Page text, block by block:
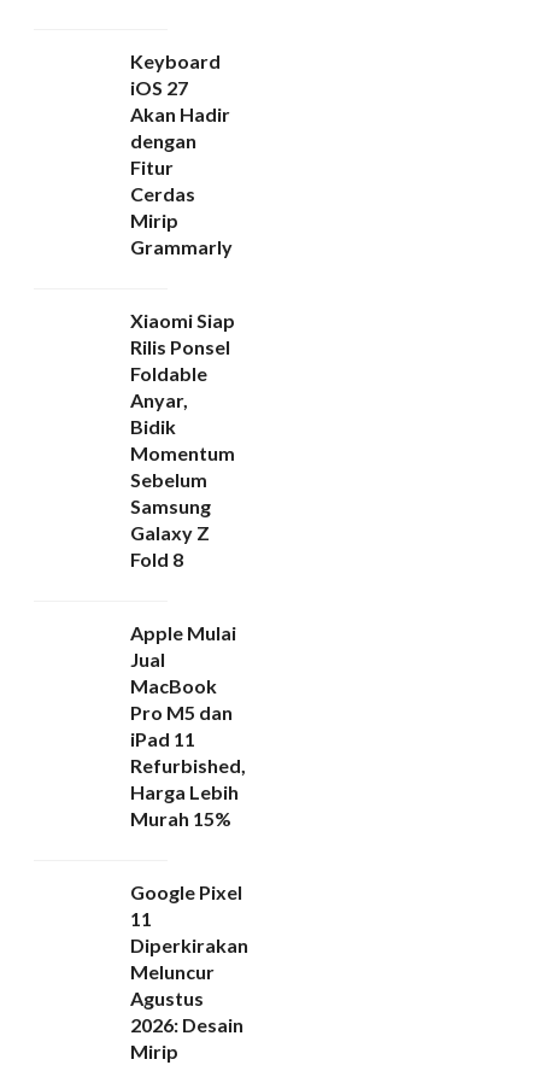
Keyboard
iOS 27
Akan Hadir
dengan
Fitur
Cerdas
Mirip
Grammarly
Xiaomi Siap
Rilis Ponsel
Foldable
Anyar,
Bidik
Momentum
Sebelum
Samsung
Galaxy Z
Fold 8
Apple Mulai
Jual
MacBook
Pro M5 dan
iPad 11
Refurbished,
Harga Lebih
Murah 15%
Google Pixel
11
Diperkirakan
Meluncur
Agustus
2026: Desain
Mirip